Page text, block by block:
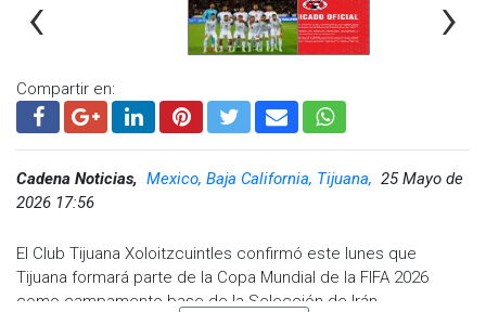
‹ ›
Compartir en:
Cadena Noticias, Mexico, Baja California, Tijuana, 25 Mayo de
2026 17:56
El Club Tijuana Xoloitzcuintles confirmó este lunes que
Tijuana formará parte de la Copa Mundial de la FIFA 2026
como campamento base de la Selección de Irán.